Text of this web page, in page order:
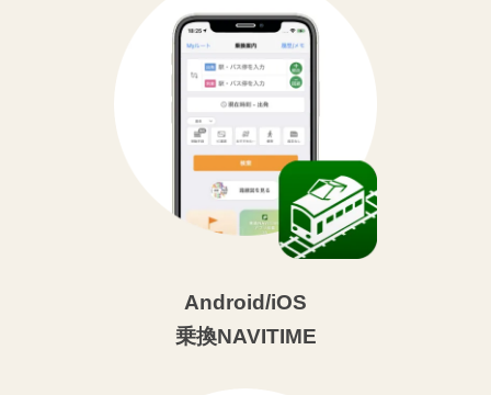
Android/iOS
乗換NAVITIME